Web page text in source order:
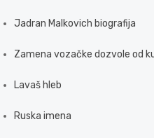
Jadran Malkovich biografija
Zamena vozačke dozvole od
Lavaš hleb
Ruska imena